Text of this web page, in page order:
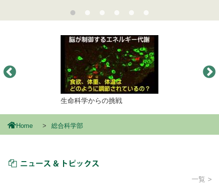
生命科学からの挑戦
Home 総合科学部
一覧